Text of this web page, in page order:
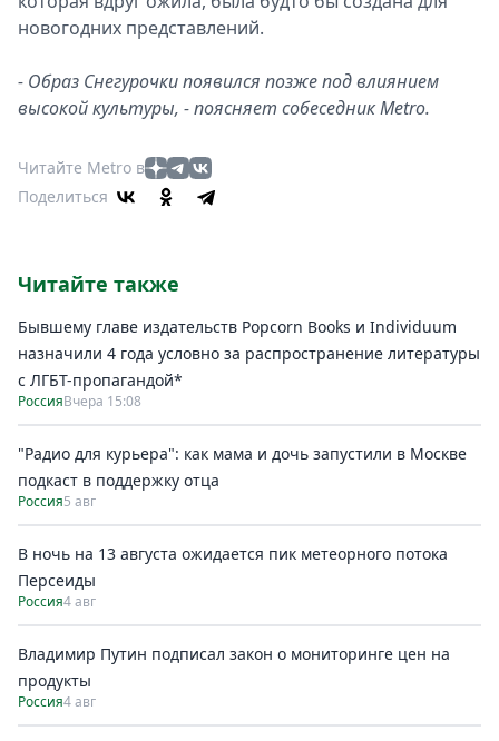
новогодних представлений.
- Образ Снегурочки появился позже под влиянием
высокой культуры, - поясняет собеседник Metro.
Читайте Metro в
Поделиться
Читайте также
Бывшему главе издательств Popcorn Books и Individuum
назначили 4 года условно за распространение литературы
с ЛГБТ-пропагандой*
РоссияВчера 15:08
"Радио для курьера": как мама и дочь запустили в Москве
подкаст в поддержку отца
Россия5 авг
В ночь на 13 августа ожидается пик метеорного потока
Персеиды
Россия4 авг
Владимир Путин подписал закон о мониторинге цен на
продукты
Россия4 авг